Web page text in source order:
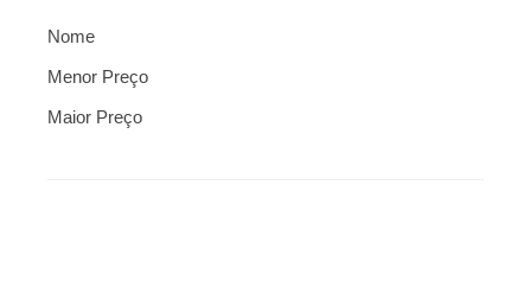
Nome
Menor Preço
Maior Preço